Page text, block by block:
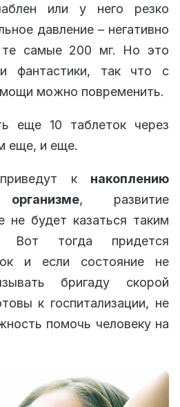
или у него резко
давление – негативно
те самые 200 мг. Но это
фантастики, так что с
можно повременить.
еще 10 таблеток через
еще, и еще.
к накоплению
, развитие
не будет казаться таким
Вот тогда придется
и если состояние не
бригаду скорой
к госпитализации, не
помочь человеку на